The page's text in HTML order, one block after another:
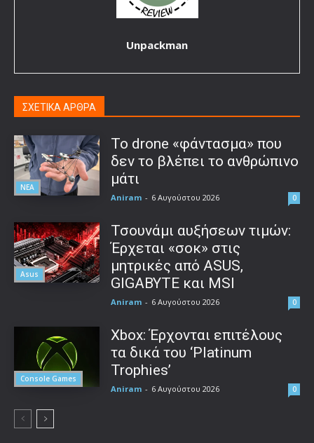
Unpackman
ΣΧΕΤΙΚΑ ΑΡΘΡΑ
ΝΕΑ
Το drone «φάντασμα» που
δεν το βλέπει το ανθρώπινο
μάτι
Aniram - 6 Αυγούστου 2026 0
Asus
Τσουνάμι αυξήσεων τιμών:
Έρχεται «σοκ» στις
μητρικές από ASUS,
GIGABYTE και MSI
Aniram - 6 Αυγούστου 2026 0
Console Games
Xbox: Έρχονται επιτέλους
τα δικά του ‘Platinum
Trophies’
Aniram - 6 Αυγούστου 2026 0